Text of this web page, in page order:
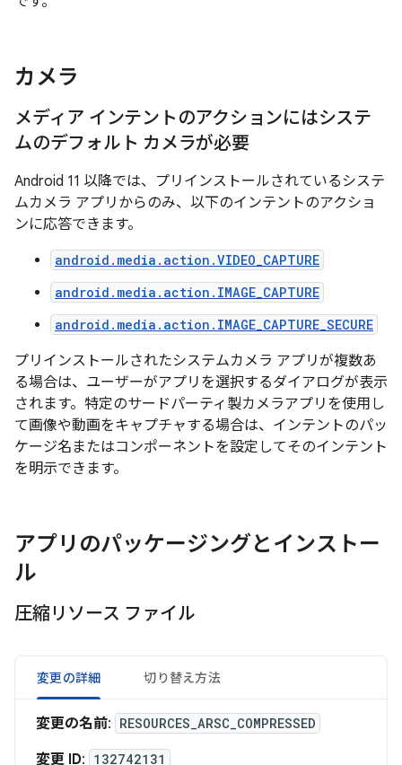
カメラ
メディア インテントのアクションにはシステ
ムのデフォルト カメラが必要
Android 11 以降では、プリインストールされているシステ
ムカメラ アプリからのみ、以下のインテントのアクショ
ンに応答できます。
android.media.action.VIDEO_CAPTURE
android.media.action.IMAGE_CAPTURE
android.media.action.IMAGE_CAPTURE_SECURE
プリインストールされたシステムカメラ アプリが複数あ
る場合は、ユーザーがアプリを選択するダイアログが表示
されます。特定のサードパーティ製カメラアプリを使用し
て画像や動画をキャプチャする場合は、インテントのパッ
ケージ名またはコンポーネントを設定してそのインテント
を明示できます。
アプリのパッケージングとインストー
ル
圧縮リソース ファイル
変更の詳細 切り替え方法
変更の名前: RESOURCES_ARSC_COMPRESSED
変更 ID: 132742131